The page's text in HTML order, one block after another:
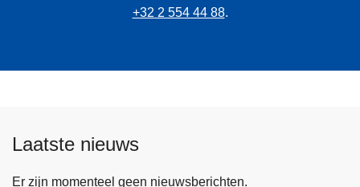
+32 2 554 44 88.
Laatste nieuws
Er zijn momenteel geen nieuwsberichten.